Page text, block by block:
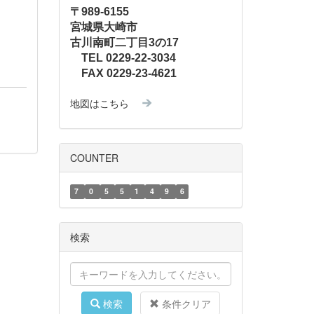
〒989-6155
宮城県大崎市
古川南町二丁目3の17
TEL 0229-22-3034
FAX 0229-23-4621
地図はこちら
COUNTER
7 0 5 5 1 4 9 6
検索
検索 条件クリア